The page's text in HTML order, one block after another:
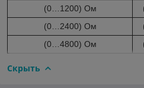
(0…1200) Ом
(0…2400) Ом
(0…4800) Ом
Скрыть